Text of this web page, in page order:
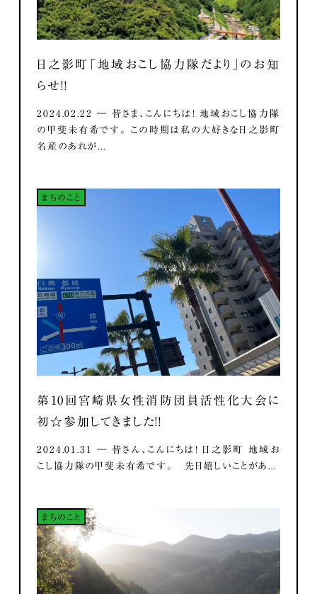
日之影町「地域おこし協力隊だより」のお知
らせ！！
2024.02.22 ― 皆さま、こんにちは！ 地域おこし協力隊
の甲斐未有希です。 この時期は私の大好きな日之影町
名産のあれが...
まちのこと
第10回宮崎県女性消防団員活性化大会に
初☆参加してきました！！
2024.01.31 ― 皆さん、こんにちは！ 日之影町 地域お
こし協力隊の甲斐未有希です。 先日嬉しいことがあ...
まちのこと